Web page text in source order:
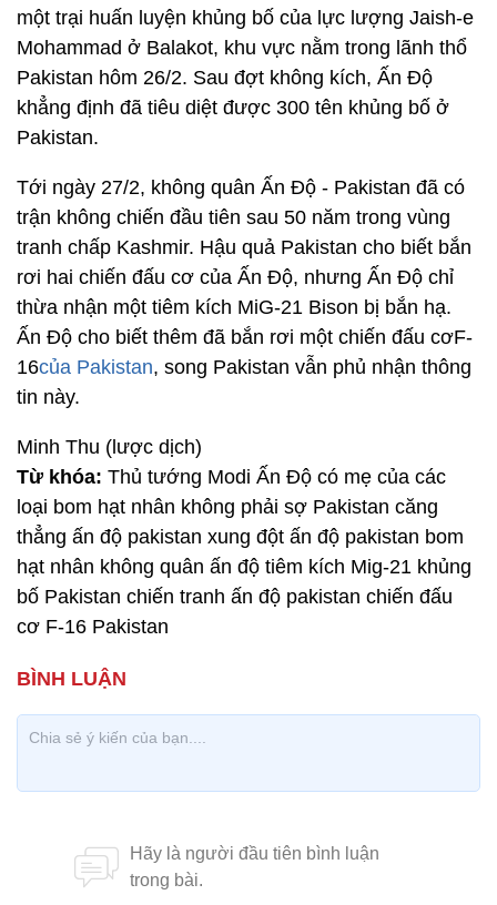
một trại huấn luyện khủng bố của lực lượng Jaish-e
Mohammad ở Balakot, khu vực nằm trong lãnh thổ
Pakistan hôm 26/2. Sau đợt không kích, Ấn Độ
khẳng định đã tiêu diệt được 300 tên khủng bố ở
Pakistan.
Tới ngày 27/2, không quân Ấn Độ - Pakistan đã có
trận không chiến đầu tiên sau 50 năm trong vùng
tranh chấp Kashmir. Hậu quả Pakistan cho biết bắn
rơi hai chiến đấu cơ của Ấn Độ, nhưng Ấn Độ chỉ
thừa nhận một tiêm kích MiG-21 Bison bị bắn hạ.
Ấn Độ cho biết thêm đã bắn rơi một chiến đấu cơF-
16của Pakistan, song Pakistan vẫn phủ nhận thông
tin này.
Minh Thu (lược dịch)
Từ khóa: Thủ tướng Modi Ấn Độ có mẹ của các
loại bom hạt nhân không phải sợ Pakistan căng
thẳng ấn độ pakistan xung đột ấn độ pakistan bom
hạt nhân không quân ấn độ tiêm kích Mig-21 khủng
bố Pakistan chiến tranh ấn độ pakistan chiến đấu
cơ F-16 Pakistan